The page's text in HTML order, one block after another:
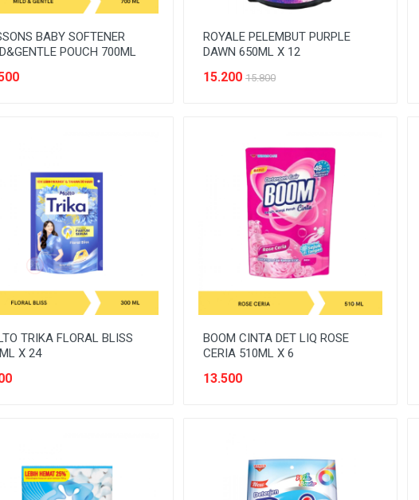
BABY SOFTENER
POUCH 700ML
ROYALE PELEMBUT PURPLE
DAWN 650ML X 12
15.200 15.800
TRIKA FLORAL BLISS
X 24
BOOM CINTA DET LIQ ROSE
CERIA 510ML X 6
13.500